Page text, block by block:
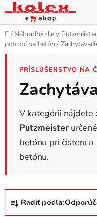
Prejsť
na
obsah
Domov
/ Náhradné diely Putzmeister
potrubí na betón /
PRÍSLUŠENSTVO NA
V kategórii nájdete
Putzmeister
betónu pri čistení
betónu.
Radiť podľa: